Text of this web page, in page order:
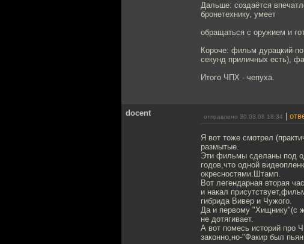
Дальше: создаётся
бронетехнику, умеет
обращаться с оружием и
Короче: фильм дурацкий
секунд приличных есть),
Итого ЧПХ - чепуха.
docent отправлено 30.03.08 18:34
Я вот тоже смотрел
размытые.
Эти фильмы сделаны под
годов,что одной
окресностями.Штамп.
Вот легендарная вторая
и накал
гибрида Вивер и Чужого.
Да и первому "Хищнику"(с
не дотягивает.
А вот помесь историй про
законно,но-"Факир был